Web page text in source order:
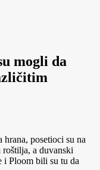
mogli da
posetioci su na
roštilja, a duvanski
i Ploom bili su tu da